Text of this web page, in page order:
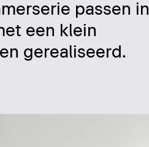
passen in
een klein
gerealiseerd.